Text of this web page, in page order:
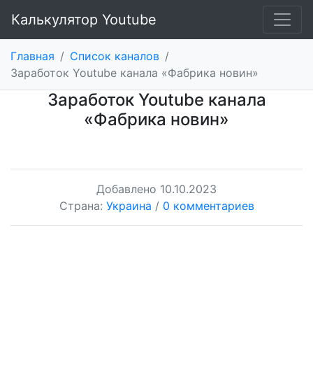
Калькулятор Youtube
Главная / Список каналов /
Заработок Youtube канала «Фабрика новин»
Заработок Youtube канала
«Фабрика новин»
Добавлено 10.10.2023
Страна: Украина / 0 комментариев